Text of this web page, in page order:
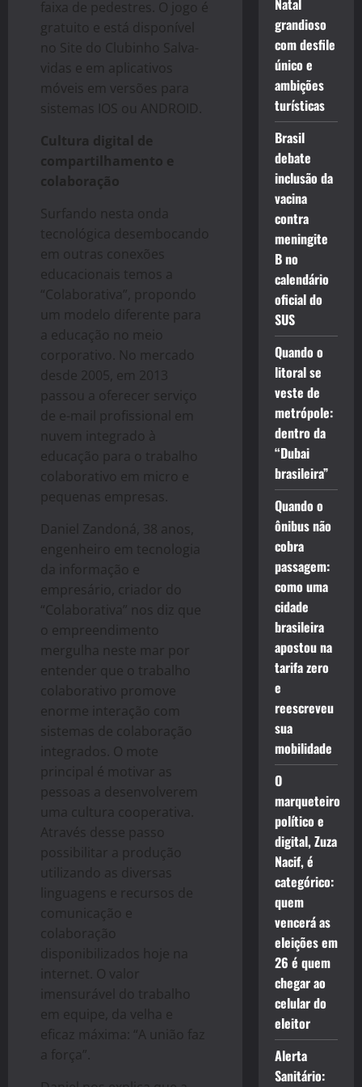
faixa de pedestres. O jogo é
gratuito e está disponível
no Site do Clubinho Salva-
vidas e em aplicativos
móveis em versões para
sistemas IOS ou ANDROID.
Cultura digital de
compartilhamento e
colaboração
Surfando nesta onda
tecnológica desembocando
em outras conexões
educacionais temos a
“Colaborativa”, propondo
um modelo diferente para
a educação no meio
corporativo. No mercado
desde 2005, em 2013
passou a oferecer serviço
de e-mail profissional em
nuvem integrado à
educação para o trabalho
colaborativo em micro e
pequenas empresas.
Daniel Zandoná, 38 anos,
engenheiro em tecnologia
da informação e
empresário, criador do
“Colaborativa” nos diz que
o empreendimento
mergulha neste mar por
entender que o trabalho
colaborativo promove
enorme interação com
sistemas de colaboração
integrados. O mote
principal é motivar as
pessoas a desenvolverem
uma cultura cooperativa.
Através desse passo
possibilitar a produção
utilizando as diversas
linguagens e recursos de
comunicação e
colaboração
disponibilizados hoje na
internet. O valor
imensurável do trabalho
em equipe, da velha e
eficaz máxima: “A união faz
a força”.
Natal
grandioso
com desfile
único e
ambições
turísticas
Brasil
debate
inclusão da
vacina
contra
meningite
B no
calendário
oficial do
SUS
Quando o
litoral se
veste de
metrópole:
dentro da
“Dubai
brasileira”
Quando o
ônibus não
cobra
passagem:
como uma
cidade
brasileira
apostou na
tarifa zero
e
reescreveu
sua
mobilidade
O
marqueteiro
político e
digital, Zuza
Nacif, é
categórico:
quem
vencerá as
eleições em
26 é quem
chegar ao
celular do
eleitor
Alerta
Sanitário: